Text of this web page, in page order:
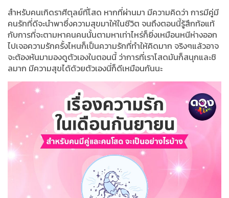
สำหรับคนเกิดราศีตุลย์ที่โสด หากที่ผ่านมา มีความคิดว่า การมีคู่มี
คนรักที่ดีจะนำพาซึ่งความสุขมาให้ในชีวิต จนถึงตอนนี้รู้สึกท้อแท้
กับการที่จะตามหาคนคนนั้นตามหาเท่าไหร่ก็ยิ่งเหมือนหนีห่างออก
ไปเจอความรักครั้งไหนก็เป็นความรักที่ทำให้คิดมาก จริงๆแล้วอาจ
จะต้องหันมามองดูตัวเองในตอนนี้ ว่าการที่เราโสดมันก็สนุกและชิ
ลมาก มีความสุขได้ด้วยตัวเองนี่ก็ดีเหมือนกันนะ